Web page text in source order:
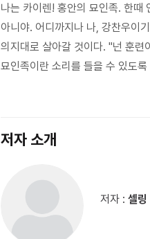
나는 카이렌! 홍안의 묘인족. 한때
아니야. 어디까지나 나, 강찬우이
의지대로 살아갈 것이다. "넌 훈련
묘인족이란 소리를 들을 수 있도록
저자 소개
저자 : 셀링